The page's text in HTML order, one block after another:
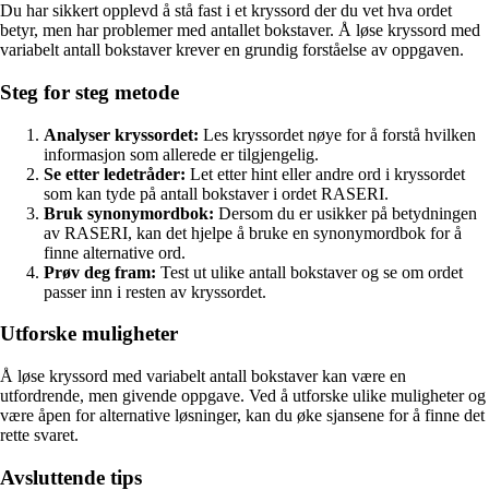
Du har sikkert opplevd å stå fast i et kryssord der du vet hva ordet
betyr, men har problemer med antallet bokstaver. Å løse kryssord med
variabelt antall bokstaver krever en grundig forståelse av oppgaven.
Steg for steg metode
Analyser kryssordet: Les kryssordet nøye for å forstå hvilken
informasjon som allerede er tilgjengelig.
Se etter ledetråder: Let etter hint eller andre ord i kryssordet
som kan tyde på antall bokstaver i ordet RASERI.
Bruk synonymordbok: Dersom du er usikker på betydningen
av RASERI, kan det hjelpe å bruke en synonymordbok for å
finne alternative ord.
Prøv deg fram: Test ut ulike antall bokstaver og se om ordet
passer inn i resten av kryssordet.
Utforske muligheter
Å løse kryssord med variabelt antall bokstaver kan være en
utfordrende, men givende oppgave. Ved å utforske ulike muligheter og
være åpen for alternative løsninger, kan du øke sjansene for å finne det
rette svaret.
Avsluttende tips